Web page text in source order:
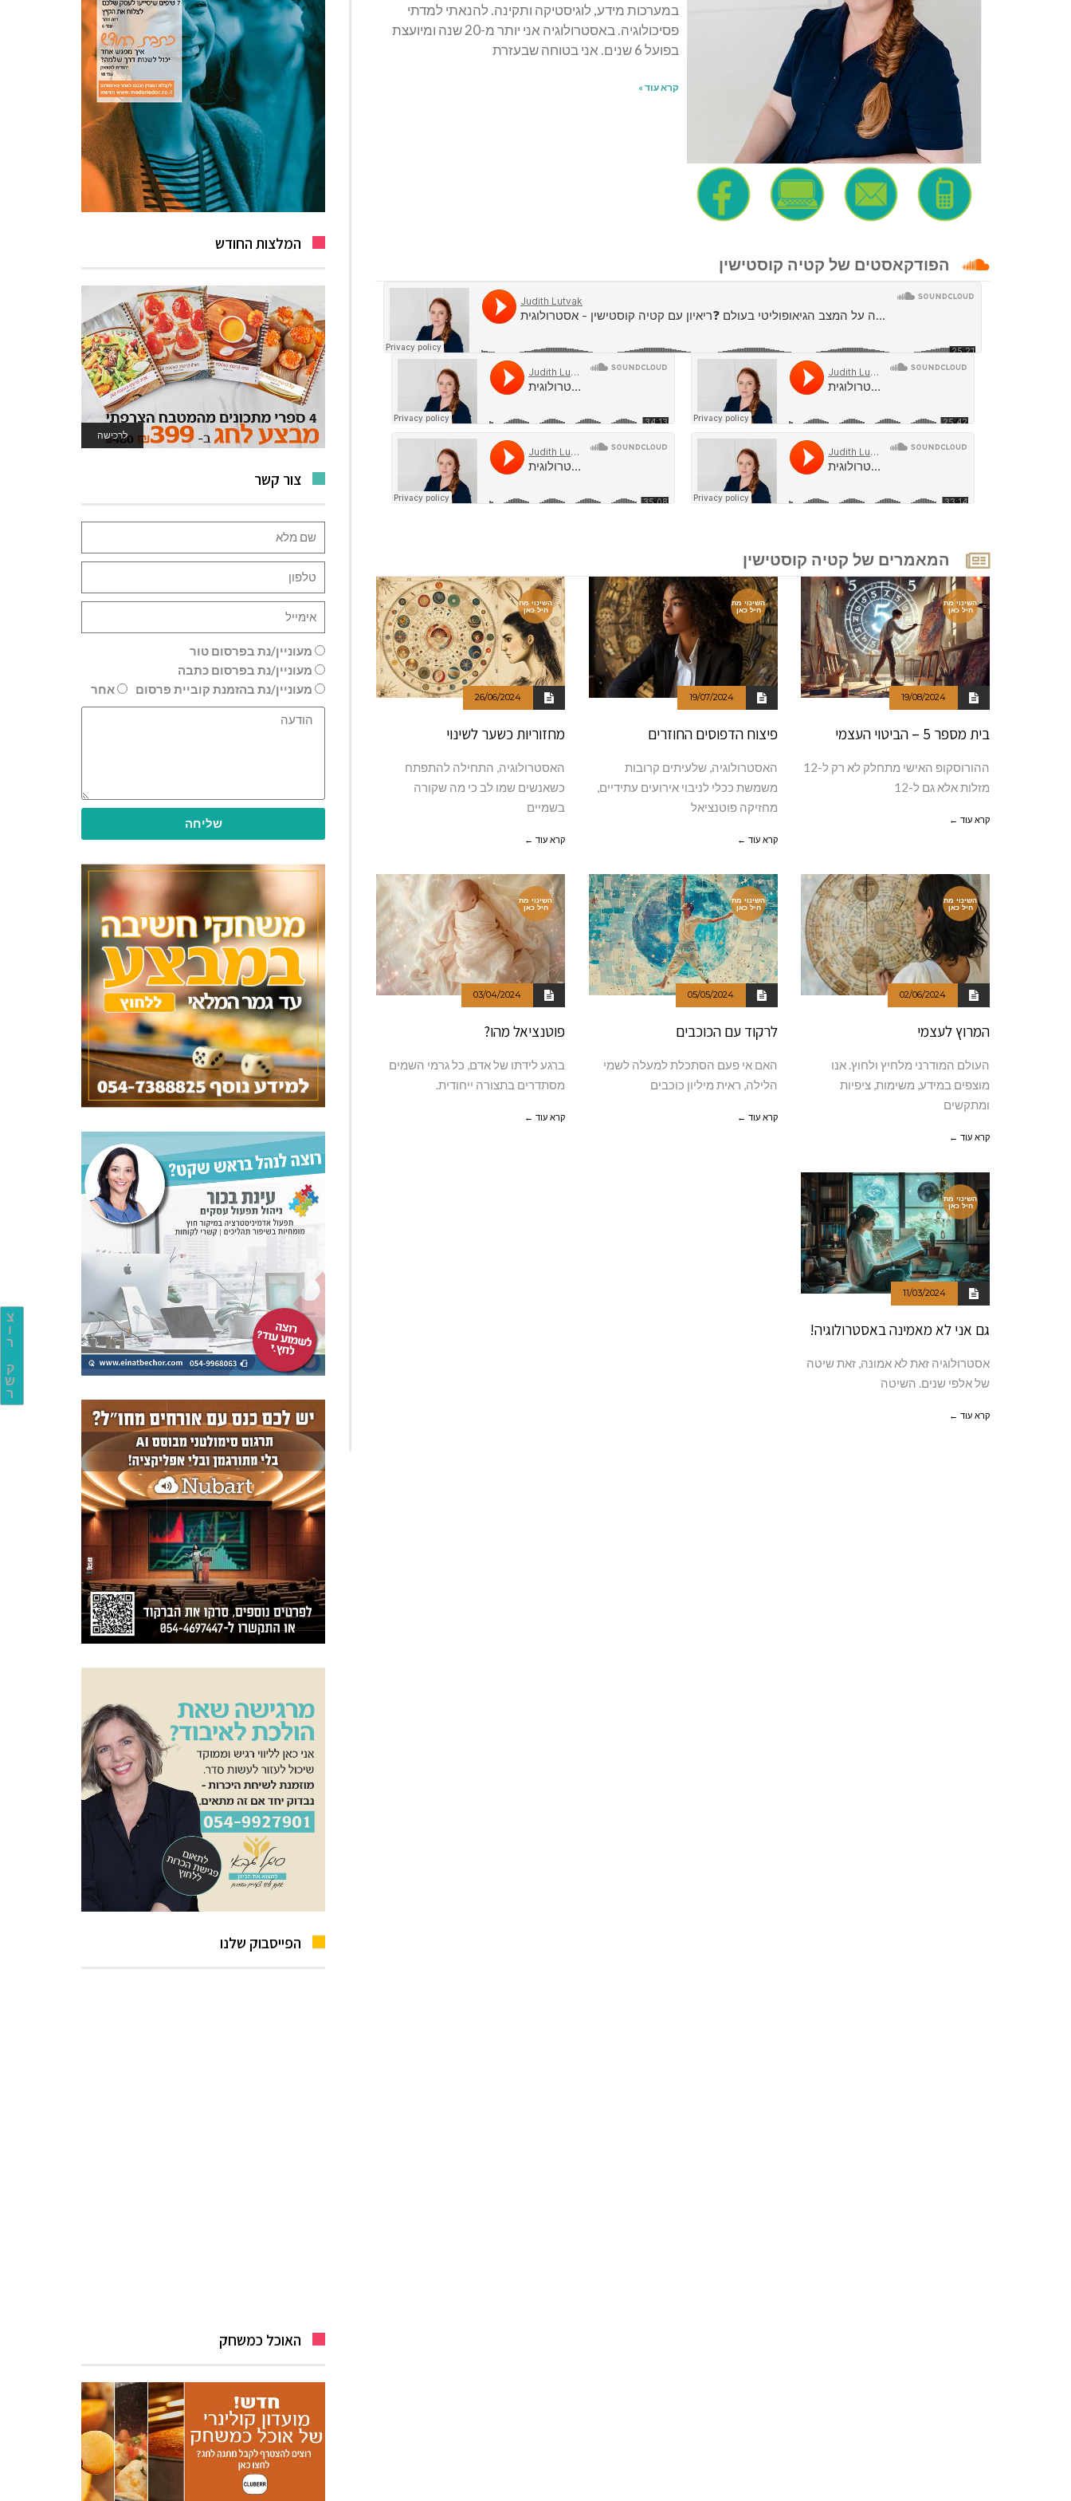
צ
ו
ר
ק
ש
ר
במערכות מידע, לוגיסטיקה ותקינה. להנאתי למדתי
פסיכולוגיה. באסטרולוגיה אני יותר מ-20 שנה ומיועצת
בפועל 6 שנים. אני בטוחה שבעזרת
קרא עוד »
הפודקאסטים של קטיה קוסטישין
המאמרים של קטיה קוסטישין
השינוי מת
חיל כאן
19/08/2024
בית מספר 5 – הביטוי העצמי
ההורוסקופ האישי מתחלק לא רק ל-12
מזלות אלא גם ל-12
קרא עוד ←
השינוי מת
חיל כאן
19/07/2024
פיצוח הדפוסים החוזרים
האסטרולוגיה, שלעיתים קרובות
משמשת ככלי לניבוי אירועים עתידיים,
מחזיקה פוטנציאל
קרא עוד ←
השינוי מת
חיל כאן
26/06/2024
מחזוריות כשער לשינוי
האסטרולוגיה, התחילה להתפתח
כשאנשים שמו לב כי מה שקורה
בשמיים
קרא עוד ←
השינוי מת
חיל כאן
02/06/2024
המרוץ לעצמי
העולם המודרני מלחיץ ולחוץ. אנו
מוצפים במידע, משימות, ציפיות
ומתקשים
קרא עוד ←
השינוי מת
חיל כאן
05/05/2024
לרקוד עם הכוכבים
האם אי פעם הסתכלת למעלה לשמי
הלילה, ראית מיליון כוכבים
קרא עוד ←
השינוי מת
חיל כאן
03/04/2024
פוטנציאל מהו?
ברגע לידתו של אדם, כל גרמי השמים
מסתדרים בתצורה ייחודית.
קרא עוד ←
השינוי מת
חיל כאן
11/03/2024
גם אני לא מאמינה באסטרולוגיה!
אסטרולוגיה זאת לא אמונה, זאת שיטה
של אלפי שנים. השיטה
קרא עוד ←
המלצות החודש
לרכישה
לאתר המשחקים
צור קשר
מעוניין/נת בפרסום טור
מעוניין/נת בפרסום כתבה
מעוניין/נת בהזמנת קוביית פרסום
אחר
שליחה
הפייסבוק שלנו
האוכל כמשחק